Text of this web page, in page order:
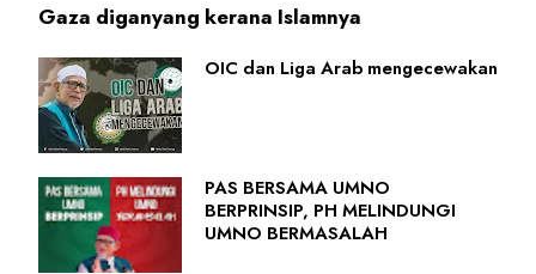
Gaza diganyang kerana Islamnya
OIC dan Liga Arab mengecewakan
PAS BERSAMA UMNO
BERPRINSIP, PH MELINDUNGI
UMNO BERMASALAH